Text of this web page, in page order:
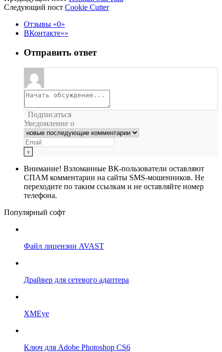
Следующий пост Cookie Cutter
Отзывы
0
ВКонтакте
Отправить ответ
Подписаться
Уведомление о
Внимание! Взломанные ВК-пользователи оставляют
СПАМ комментарии на сайты SMS-мошенников. Не
переходите по таким ссылкам и не оставляйте номер
телефона.
Популярный софт
Файл лицензии AVAST
Драйвер для сетевого адаптера
XMEye
Ключ для Adobe Photoshop CS6